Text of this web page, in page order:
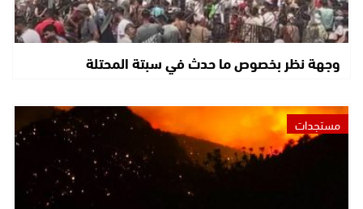
وجهة نظر بخصوص ما حدث في سبتة المحتلة
مستجدات